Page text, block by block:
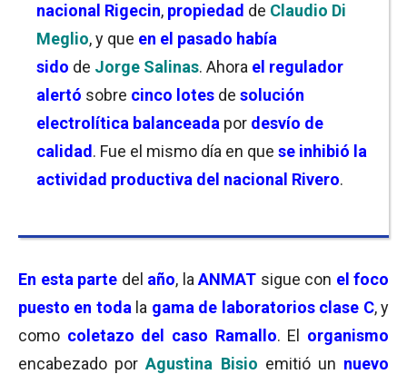
nacional Rigecin, propiedad de Claudio Di
Meglio, y que en el pasado había
sido de Jorge Salinas. Ahora el regulador
alertó sobre cinco lotes de solución
electrolítica balanceada por desvío de
calidad . Fue el mismo día en que se inhibió la
actividad productiva del nacional Rivero.
En esta parte del año, la ANMAT sigue con el foco
puesto en toda la gama de laboratorios clase C, y
como coletazo del caso Ramallo. El organismo
encabezado porAgustina Bisio emitió un nuevo